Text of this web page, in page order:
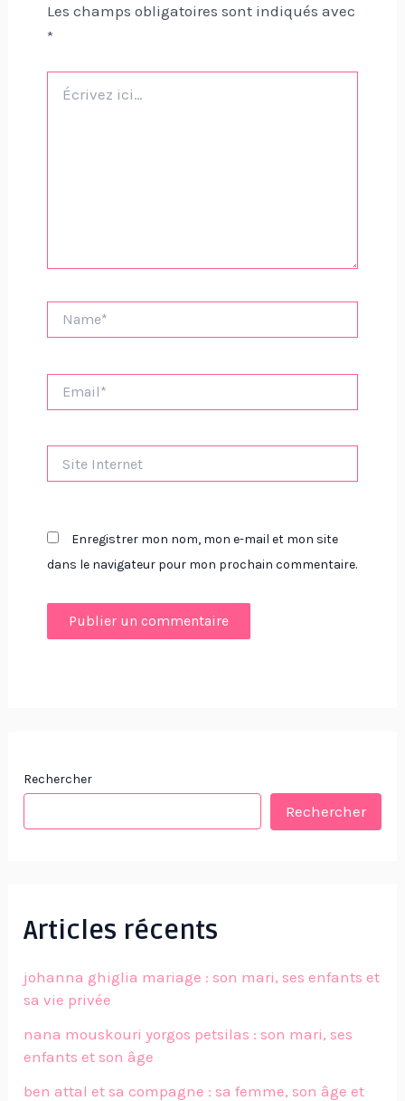
Les champs obligatoires sont indiqués avec
*
ici…
Internet
Enregistrer mon nom, mon e-mail et mon site
dans le navigateur pour mon prochain commentaire.
Rechercher
Rechercher
Articles récents
johanna ghiglia mariage : son mari, ses enfants et
sa vie privée
nana mouskouri yorgos petsilas : son mari, ses
enfants et son âge
ben attal et sa compagne : sa femme, son âge et